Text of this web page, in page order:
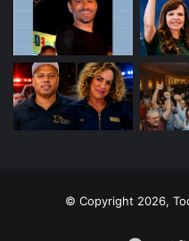
© Copyright 2026,